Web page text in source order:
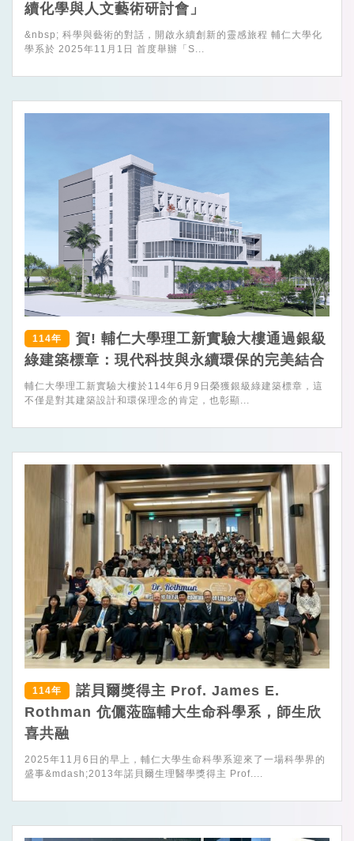
續化學與人文藝術研討會」
&nbsp; 科學與藝術的對話，開啟永續創新的靈感旅程 輔仁大學化
學系於 2025年11月1日 首度舉辦「S...
114年
賀! 輔仁大學理工新實驗大樓通過銀級
綠建築標章：現代科技與永續環保的完美結合
輔仁大學理工新實驗大樓於114年6月9日榮獲銀級綠建築標章，這
不僅是對其建築設計和環保理念的肯定，也彰顯...
114年
諾貝爾獎得主 Prof. James E.
Rothman 伉儷蒞臨輔大生命科學系，師生欣
喜共融
2025年11月6日的早上，輔仁大學生命科學系迎來了一場科學界的
盛事&mdash;2013年諾貝爾生理醫學獎得主 Prof....